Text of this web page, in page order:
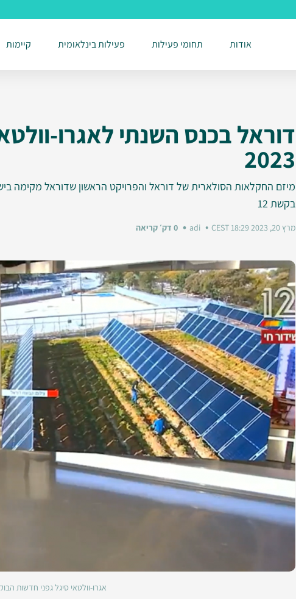
אודות תחומי פעילות פעילות בינלאומית קיימות
2023
מיזם החקלאות הסולארית של דוראל והפרויקט הראשון שדוראל מקימה
בקשת 12
מרץ 20, 2023 18:29 CEST
אגרו-וולטאי סיגל גפני חדשות הבוקר